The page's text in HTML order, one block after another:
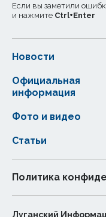
Если вы заметили
и нажмите Ctrl+Enter
Новости
Статьи
Официальная
информация
Фото и видео
Политика
Луганский